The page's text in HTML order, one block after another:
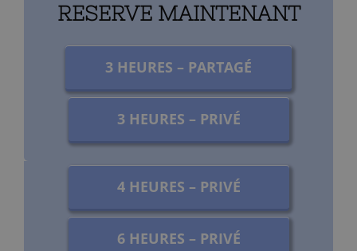
RESERVE MAINTENANT
3 HEURES – PARTAGÉ
3 HEURES – PRIVÉ
4 HEURES – PRIVÉ
6 HEURES – PRIVÉ